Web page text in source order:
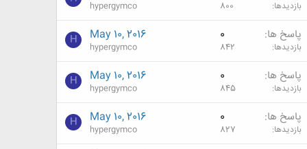
بازدیدها 800
hypergymco
پاسخ ها 0
بازدیدها 842
May 10, 2016
hypergymco
H
پاسخ ها 0
بازدیدها 845
May 10, 2016
hypergymco
H
پاسخ ها 0
بازدیدها 827
May 10, 2016
hypergymco
H